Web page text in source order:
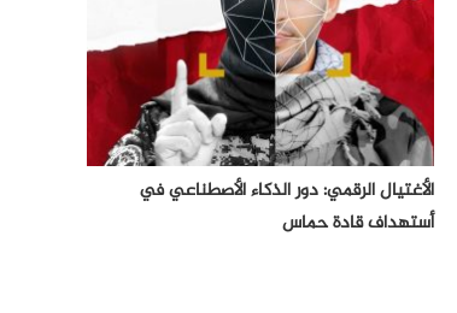
الأغتيال الرقمي: دور الذكاء الأصطناعي في
أستهداف قادة حماس